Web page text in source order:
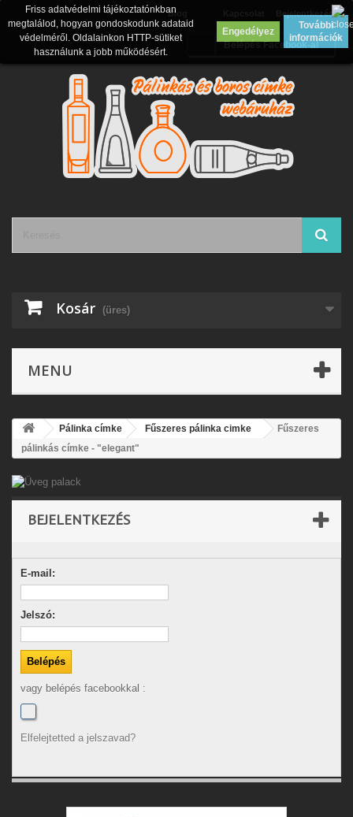
Bejelentkezés
Blog
Belépés Facebook-al
Kosár (üres)
MENU
Friss adatvédelmi tájékoztatónkban
megtalálod, hogyan gondoskodunk adataid
védelméről. Oldalainkon HTTP-sütiket
használunk a jobb működésért.
Engedélyez
További
információk
Pálinka címke Fűszeres pálinka cimke
Fűszeres
pálinkás címke - "elegant"
BEJELENTKEZÉS
E-mail:
Jelszó:
vagy belépés facebookkal :
Elfelejtetted a jelszavad?